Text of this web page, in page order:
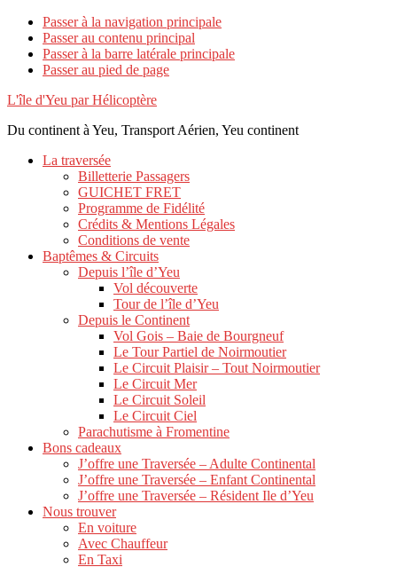
Passer à la navigation principale
Passer au contenu principal
Passer à la barre latérale principale
Passer au pied de page
L'île d'Yeu par Hélicoptère
Du continent à Yeu, Transport Aérien, Yeu continent
La traversée
Billetterie Passagers
GUICHET FRET
Programme de Fidélité
Crédits & Mentions Légales
Conditions de vente
Baptêmes & Circuits
Depuis l’île d’Yeu
Vol découverte
Tour de l’île d’Yeu
Depuis le Continent
Vol Gois – Baie de Bourgneuf
Le Tour Partiel de Noirmoutier
Le Circuit Plaisir – Tout Noirmoutier
Le Circuit Mer
Le Circuit Soleil
Le Circuit Ciel
Parachutisme à Fromentine
Bons cadeaux
J’offre une Traversée – Adulte Continental
J’offre une Traversée – Enfant Continental
J’offre une Traversée – Résident Ile d’Yeu
Nous trouver
En voiture
Avec Chauffeur
En Taxi